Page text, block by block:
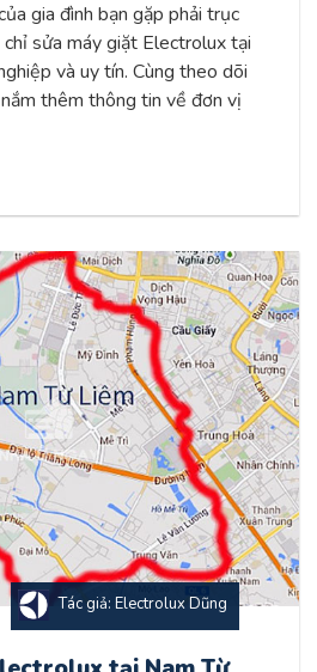
gia đình bạn gặp phải trục
sửa máy giặt Electrolux tại
và uy tín. Cùng theo dõi
thêm thông tin về đơn vị
Tác giả: Electrolux Dũng